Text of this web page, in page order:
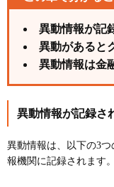
異動情報が記
異動があると
異動情報は金
異動情報が記録さ
異動情報は、以下の3
報機関に記録されます。